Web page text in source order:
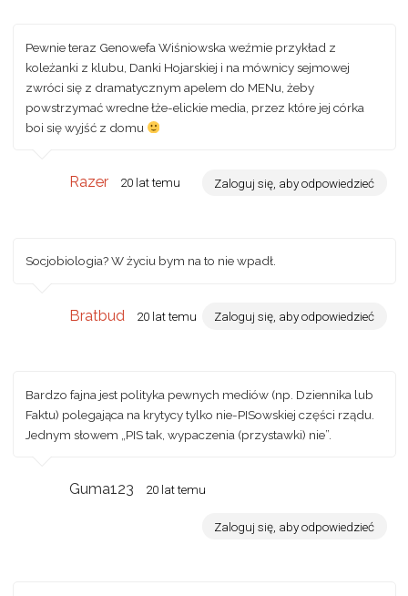
Pewnie teraz Genowefa Wiśniowska weźmie przykład z
koleżanki z klubu, Danki Hojarskiej i na mównicy sejmowej
zwróci się z dramatycznym apelem do MENu, żeby
powstrzymać wredne łże-elickie media, przez które jej córka
boi się wyjść z domu
Razer 20 lat temu Zaloguj się, aby odpowiedzieć
Socjobiologia? W życiu bym na to nie wpadł.
Bratbud 20 lat temu Zaloguj się, aby odpowiedzieć
Bardzo fajna jest polityka pewnych mediów (np. Dziennika lub
Faktu) polegająca na krytycy tylko nie-PISowskiej części rządu.
Jednym słowem „PIS tak, wypaczenia (przystawki) nie”.
Guma123 20 lat temu
Zaloguj się, aby odpowiedzieć